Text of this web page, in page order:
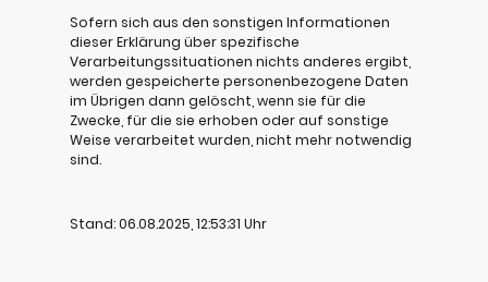
Sofern sich aus den sonstigen Informationen
dieser Erklärung über spezifische
Verarbeitungssituationen nichts anderes ergibt,
werden gespeicherte personenbezogene Daten
im Übrigen dann gelöscht, wenn sie für die
Zwecke, für die sie erhoben oder auf sonstige
Weise verarbeitet wurden, nicht mehr notwendig
sind.
Stand: 06.08.2025, 12:53:31 Uhr